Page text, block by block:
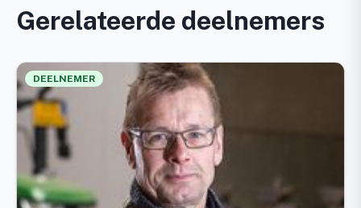
Gerelateerde deelnemers
DEELNEMER